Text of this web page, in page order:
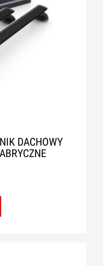
DACHOWY